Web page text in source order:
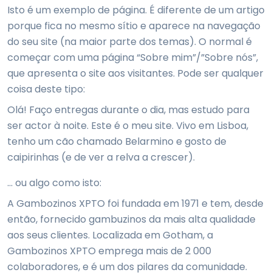
Isto é um exemplo de página. É diferente de um artigo
porque fica no mesmo sítio e aparece na navegação
do seu site (na maior parte dos temas). O normal é
começar com uma página “Sobre mim”/”Sobre nós”,
que apresenta o site aos visitantes. Pode ser qualquer
coisa deste tipo:
Olá! Faço entregas durante o dia, mas estudo para
ser actor à noite. Este é o meu site. Vivo em Lisboa,
tenho um cão chamado Belarmino e gosto de
caipirinhas (e de ver a relva a crescer).
… ou algo como isto:
A Gambozinos XPTO foi fundada em 1971 e tem, desde
então, fornecido gambuzinos da mais alta qualidade
aos seus clientes. Localizada em Gotham, a
Gambozinos XPTO emprega mais de 2 000
colaboradores, e é um dos pilares da comunidade.